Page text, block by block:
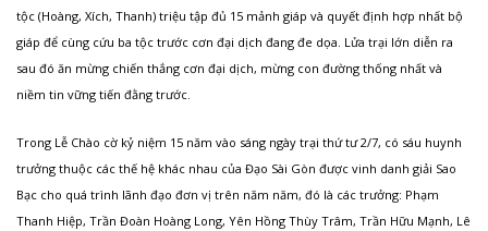
tộc (Hoàng, Xích, Thanh) triệu tập đủ 15 mảnh giáp và quyết định hợp nhất bộ
giáp để cùng cứu ba tộc trước cơn đại dịch đang đe dọa. Lửa trại lớn diễn ra
sau đó ăn mừng chiến thắng cơn đại dịch, mừng con đường thống nhất và
niềm tin vững tiến đằng trước.
Trong Lễ Chào cờ kỷ niệm 15 năm vào sáng ngày trại thứ tư 2/7, có sáu huynh
trưởng thuộc các thế hệ khác nhau của Đạo Sài Gòn được vinh danh giải Sao
Bạc cho quá trình lãnh đạo đơn vị trên năm năm, đó là các trưởng: Phạm
Thanh Hiệp, Trần Đoàn Hoàng Long, Yên Hồng Thùy Trâm, Trần Hữu Mạnh, Lê